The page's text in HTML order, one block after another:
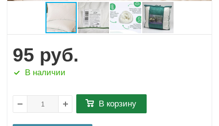
95 руб.
В наличии
В корзину